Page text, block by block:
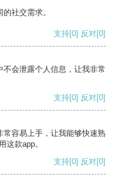
社交需求。
支持[0] 反对[0]
会泄露个人信息，让我非常
支持[0] 反对[0]
常容易上手，让我能够快速熟
这款app。
支持[0] 反对[0]